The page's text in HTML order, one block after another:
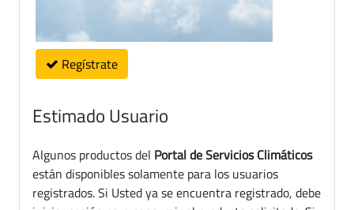
Regístrate
Estimado Usuario
Algunos productos del Portal de Servicios Climáticos
están disponibles solamente para los usuarios
registrados. Si Usted ya se encuentra registrado, debe